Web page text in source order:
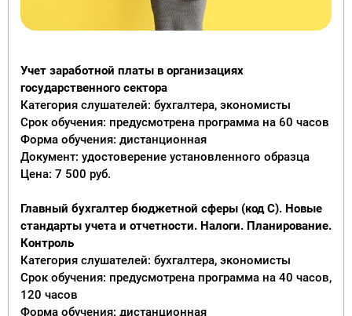
Учет заработной платы в организациях
государственного сектора
Категория слушателей: бухгалтера, экономисты
Срок обучения: предусмотрена программа на 60 часов
Форма обучения: дистанционная
Документ: удостоверение установленного образца
Цена: 7 500 руб.
Главный бухгалтер бюджетной сферы (код С). Новые
стандарты учета и отчетности. Налоги. Планирование.
Контроль
Категория слушателей: бухгалтера, экономисты
Срок обучения: предусмотрена программа на 40 часов,
120 часов
Форма обучения: дистанционная